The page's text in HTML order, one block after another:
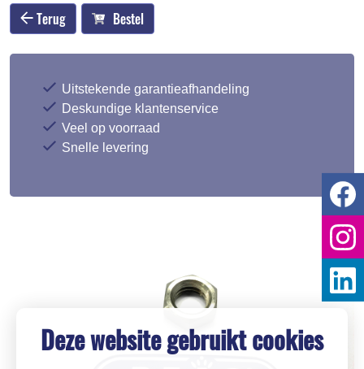
Terug Bestel
Uitstekende garantieafhandeling
Deskundige klantenservice
Veel op voorraad
Snelle levering
Deze website gebruikt cookies